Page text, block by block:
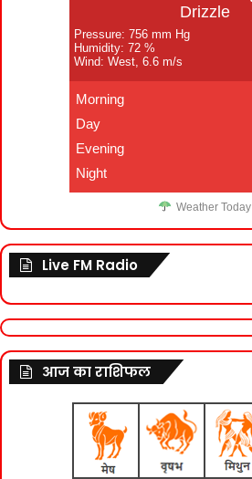
Drizzle
Pressure: 756 mm Hg
Humidity: 72 %
Wind: West, 6.6 m/s
Morning
Day
Evening
Night
Weather Today
Live FM Radio
आज का राशिफल